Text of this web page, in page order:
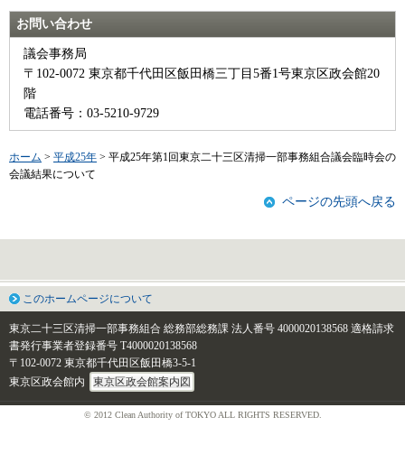
お問い合わせ
議会事務局
〒102-0072 東京都千代田区飯田橋三丁目5番1号東京区政会館20
階
電話番号：03-5210-9729
ホーム > 平成25年 > 平成25年第1回東京二十三区清掃一部事務組合議会臨時会の
会議結果について
ページの先頭へ戻る
このホームページについて
東京二十三区清掃一部事務組合 総務部総務課 法人番号 4000020138568 適格請求
書発行事業者登録番号 T4000020138568
〒102-0072 東京都千代田区飯田橋3-5-1
東京区政会館内
東京区政会館案内図
© 2012 Clean Authority of TOKYO ALL RIGHTS RESERVED.